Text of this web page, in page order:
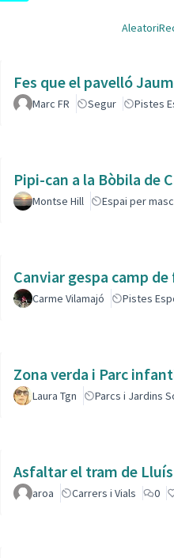
Aleatori
Fes que el pavelló
Marc FR Segur Pistes
Pipi-can a la Bòbila de
Montse Hill Espai per
Canviar gespa camp
Carme Vilamajó Pistes
Zona verda i Parc
Laura Tgn Parcs i Jardins
Asfaltar el tram de
aroa Carrers i Vials 0